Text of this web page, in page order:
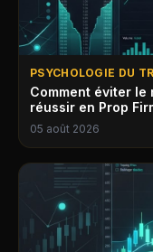
PSYCHOLOGIE DU
Comment éviter
réussir en Prop
05 août 2026